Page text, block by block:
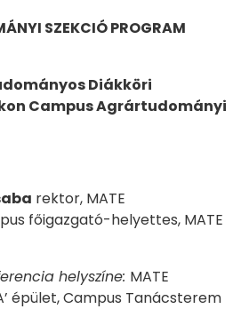
SZEKCIÓ PROGRAM
Diákköri
Campus Agrártudományi
rektor, MATE
főigazgató-helyettes, MATE
helyszíne: MATE
épület, Campus Tanácsterem